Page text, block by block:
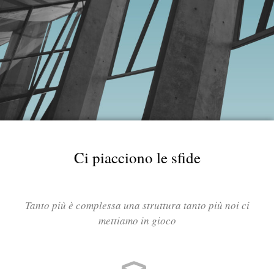
Ci piacciono le sfide
Tanto più è complessa una struttura tanto più noi ci
mettiamo in gioco